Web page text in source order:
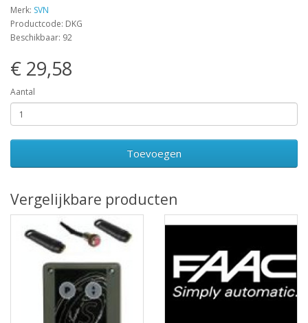
Merk: SVN
Productcode: DKG
Beschikbaar: 92
€ 29,58
Aantal
Toevoegen
Vergelijkbare producten